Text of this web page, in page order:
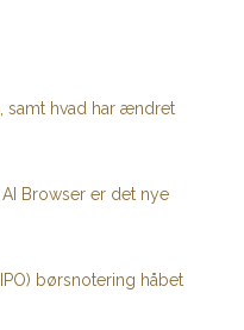
samt hvad har ændret
Browser er det nye
børsnotering håbet